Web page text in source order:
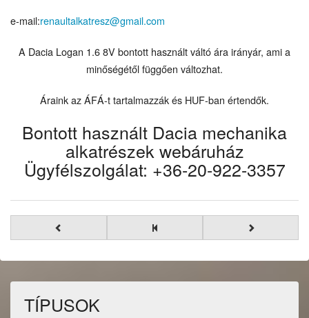
e-mail:renaultalkatresz@gmail.com
A Dacia Logan 1.6 8V bontott használt váltó ára irányár, ami a
minőségétől függően változhat.
Áraink az ÁFÁ-t tartalmazzák és HUF-ban értendők.
Bontott használt Dacia mechanika
alkatrészek webáruház
Ügyfélszolgálat: +36-20-922-3357
TÍPUSOK